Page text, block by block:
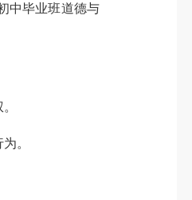
中毕业班道德与
。